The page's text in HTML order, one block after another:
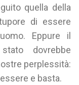
quella della
di essere
Eppure il
dovrebbe
perplessità:
e basta.